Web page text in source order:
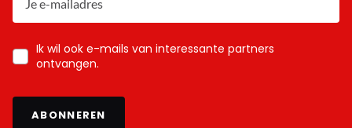
Ik wil ook e-mails van interessante partners
ontvangen.
ABONNEREN